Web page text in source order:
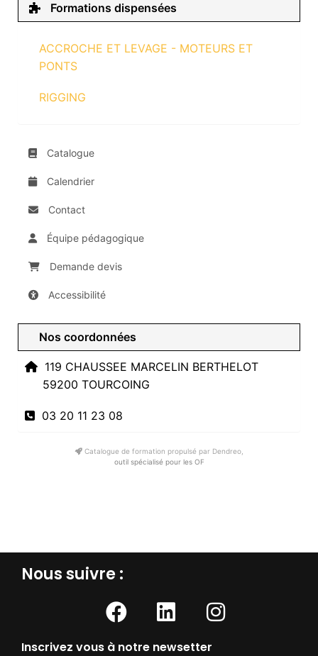
Formations dispensées
ACCROCHE ET LEVAGE - MOTEURS ET
PONTS
RIGGING
Catalogue
Calendrier
Contact
Équipe pédagogique
Demande devis
Accessibilité
Nos coordonnées
119 CHAUSSEE MARCELIN BERTHELOT
59200 TOURCOING
03 20 11 23 08
Catalogue de formation propulsé par Dendreo,
outil spécialisé pour les OF
Nous suivre :​
Inscrivez vous à notre newsetter